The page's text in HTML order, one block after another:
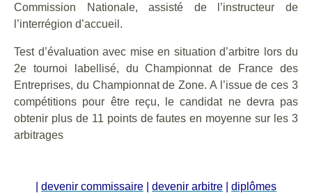
Commission Nationale, assisté de l’instructeur de
l’interrégion d’accueil.
Test d’évaluation avec mise en situation d’arbitre lors du
2e tournoi labellisé, du Championnat de France des
Entreprises, du Championnat de Zone. A l’issue de ces 3
compétitions pour être reçu, le candidat ne devra pas
obtenir plus de 11 points de fautes en moyenne sur les 3
arbitrages
devenir commissaire devenir arbitre
diplômes